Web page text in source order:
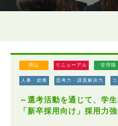
岡山 リニューアル 管理職
人事・総務 思考力・課題解決力
～選考活動を通じて、学
「新卒採用向け」採用力